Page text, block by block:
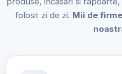
folosit zi de zi. Mii de